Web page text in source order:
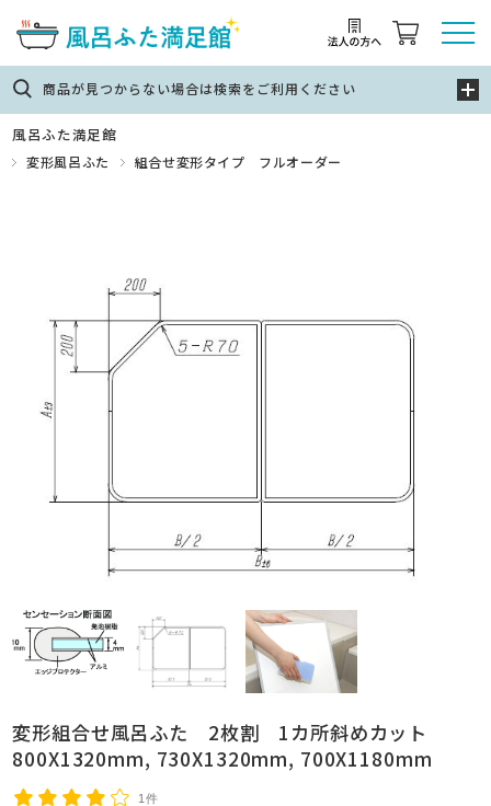
商品が見つからない場合は検索をご利用ください
風呂ふた満足館
変形風呂ふた 組合せ変形タイプ フルオーダー
変形組合せ風呂ふた 2枚割 1カ所斜めカット
800X1320mm, 730X1320mm, 700X1180mm
1件